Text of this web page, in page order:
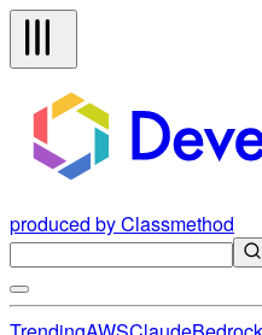
produced by Classmethod